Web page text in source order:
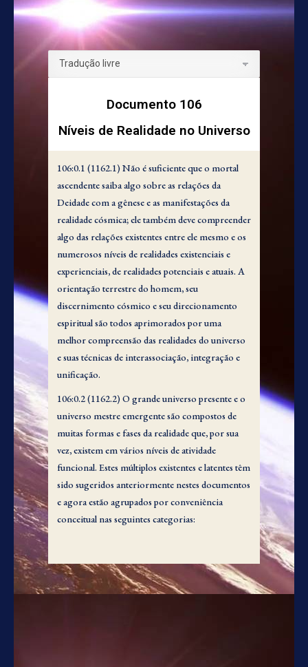
Documento 106
Níveis de Realidade no Universo
106:0.1 (1162.1) Não é suficiente que o mortal
ascendente saiba algo sobre as relações da
Deidade com a gênese e as manifestações da
realidade cósmica; ele também deve compreender
algo das relações existentes entre ele mesmo e os
numerosos níveis de realidades existenciais e
experienciais, de realidades potenciais e atuais. A
orientação terrestre do homem, seu
discernimento cósmico e seu direcionamento
espiritual são todos aprimorados por uma
melhor compreensão das realidades do universo
e suas técnicas de interassociação, integração e
unificação.
106:0.2 (1162.2) O grande universo presente e o
universo mestre emergente são compostos de
muitas formas e fases da realidade que, por sua
vez, existem em vários níveis de atividade
funcional. Estes múltiplos existentes e latentes têm
sido sugeridos anteriormente nestes documentos
e agora estão agrupados por conveniência
conceitual nas seguintes categorias:
106:0.3 (1162.3) 1.Finitos incompletos. Este é o
status presente das criaturas ascendentes do